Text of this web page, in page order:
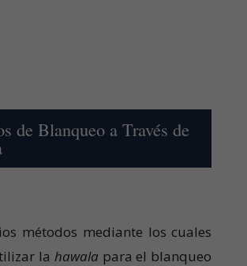
de Blanqueo a Través de
métodos mediante los cuales
la hawala para el blanqueo